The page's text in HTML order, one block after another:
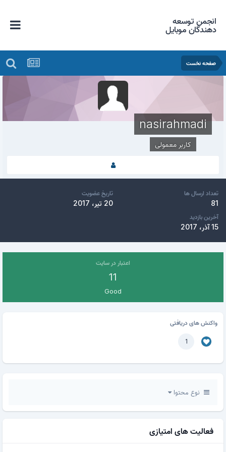
انجمن توسعه
دهندگان موبایل
صفحه نخست
nasirahmadi
کاربر معمولی
تعداد ارسال ها
81
تاریخ عضویت
20 تیر، 2017
آخرین بازدید
15 آذر، 2017
اعتبار در سایت
11
Good
واکنش های دریافتی
نوع محتوا
فعالیت های امتیازی